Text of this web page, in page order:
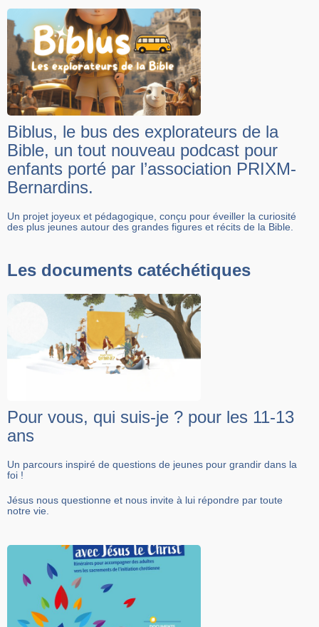
Biblus, le bus des explorateurs de la
Bible, un tout nouveau podcast pour
enfants porté par l’association PRIXM-
Bernardins.
Un projet joyeux et pédagogique, conçu pour éveiller la curiosité
des plus jeunes autour des grandes figures et récits de la Bible.
Les documents catéchétiques
Pour vous, qui suis-je ? pour les 11-13
ans
Un parcours inspiré de questions de jeunes pour grandir dans la
foi !
Jésus nous questionne et nous invite à lui répondre par toute
notre vie. ​